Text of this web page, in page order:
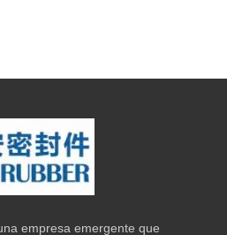
empresa emergente que